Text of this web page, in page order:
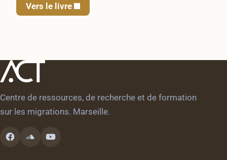
Vers le livre
Centre de ressources, de recherche et de formation
sur les migrations. Marseille.